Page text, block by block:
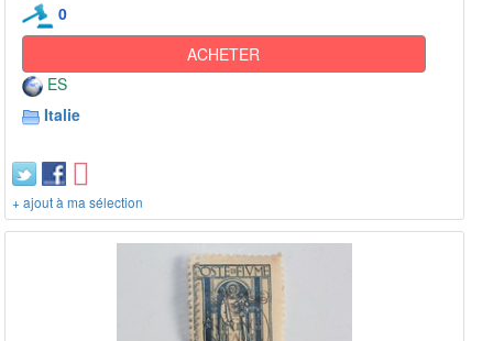
0
ACHETER
ES
Italie
+ ajout à ma sélection